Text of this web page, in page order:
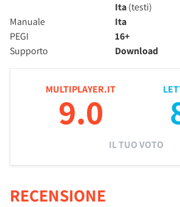
Ita(testi)
Manuale
Ita
PEGI
16+
Supporto
Download
MULTIPLAYER.IT
9.0
IL TUO VOTO
RECENSIONE